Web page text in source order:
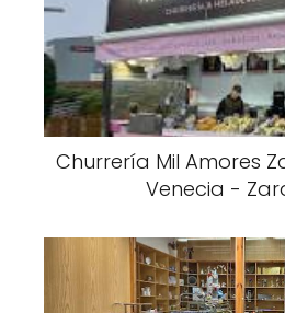
Churrería Mil Amores
Venecia -